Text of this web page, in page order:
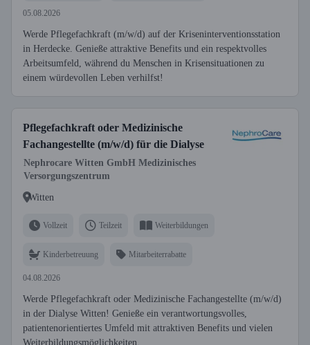
05.08.2026
Werde Pflegefachkraft (m/w/d) auf der Kriseninterventionsstation
in Herdecke. Genieße attraktive Benefits und ein respektvolles
Arbeitsumfeld, während du Menschen in Krisensituationen zu
einem würdevollen Leben verhilfst!
Pflegefachkraft oder Medizinische
Fachangestellte (m/w/d) für die Dialyse
Nephrocare Witten GmbH Medizinisches
Versorgungszentrum
Witten
Vollzeit Teilzeit Weiterbildungen
Kinderbetreuung Mitarbeiterrabatte
04.08.2026
Werde Pflegefachkraft oder Medizinische Fachangestellte (m/w/d)
in der Dialyse Witten! Genieße ein verantwortungsvolles,
patientenorientiertes Umfeld mit attraktiven Benefits und vielen
Weiterbildungsmöglichkeiten.